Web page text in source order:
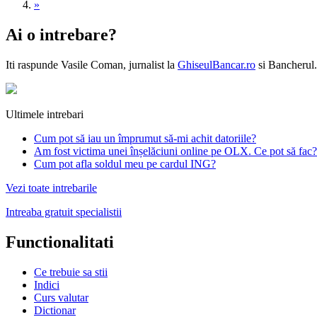
»
Ai o intrebare?
Iti raspunde Vasile Coman, jurnalist la GhiseulBancar.ro si
Ultimele intrebari
Cum pot să iau un împrumut să-mi achit datoriile?
Am fost victima unei înșelăciuni online pe OLX. Ce pot să fac?
Cum pot afla soldul meu pe cardul ING?
Vezi toate intrebarile
Intreaba gratuit specialistii
Functionalitati
Ce trebuie sa stii
Indici
Curs valutar
Dictionar